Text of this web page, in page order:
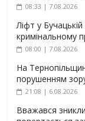
08:33 | 7.08.2026
Ліфт у
кримінальному
08:00 | 7.08.2026
На
порушенням
21:08 | 6.08.2026
Вважався